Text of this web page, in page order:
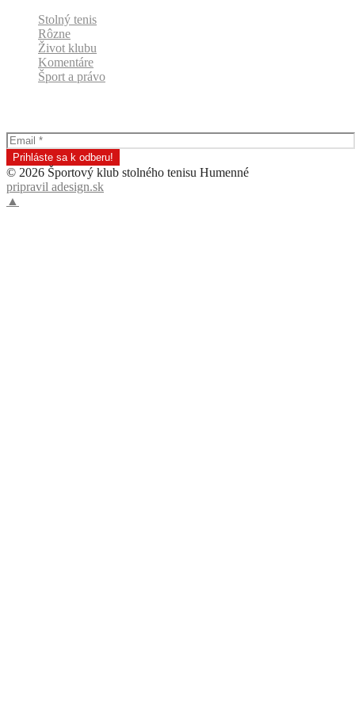
Stolný tenis
Rôzne
Život klubu
Komentáre
Šport a právo
© 2026 Športový klub stolného tenisu Humenné
pripravil adesign.sk
▲